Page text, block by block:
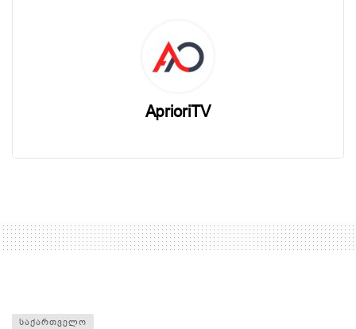
AprioriTV
ᲡᲐᲥᲐᲠᲗᲕᲔᲚᲝ